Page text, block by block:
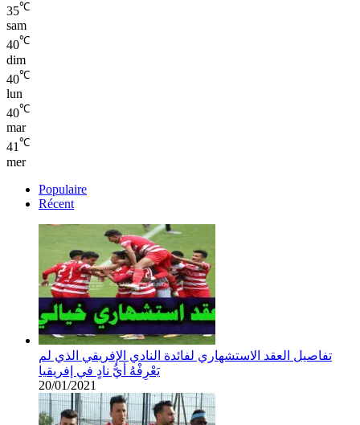
35℃
sam
40℃
dim
40℃
lun
40℃
mar
41℃
mer
Populaire
Récent
تفاصيل العقد الاستشهاري لفائدة النادي الإفريقي الذي لم
يَعْرِفْهُ أيُّ نادٍ في إفريقيا
20/01/2021